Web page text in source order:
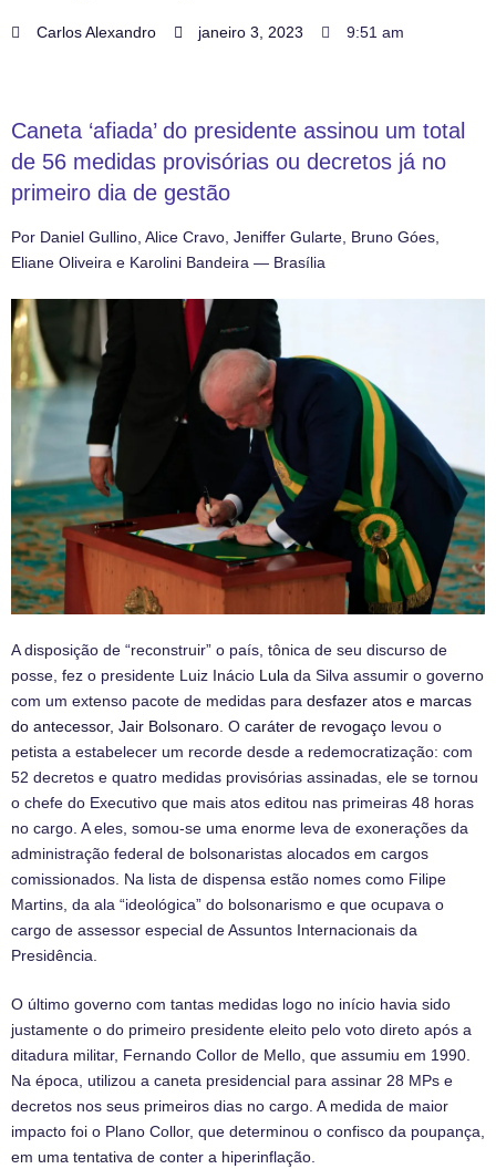
Carlos Alexandro janeiro 3, 2023 9:51 am
Caneta ‘afiada’ do presidente assinou um total
de 56 medidas provisórias ou decretos já no
primeiro dia de gestão
Por Daniel Gullino, Alice Cravo, Jeniffer Gularte, Bruno Góes,
Eliane Oliveira e Karolini Bandeira — Brasília
A disposição de “reconstruir” o país, tônica de seu discurso de
posse, fez o presidente Luiz Inácio Lula da Silva assumir o governo
com um extenso pacote de medidas para desfazer atos e marcas
do antecessor, Jair Bolsonaro. O caráter de revogaço levou o
petista a estabelecer um recorde desde a redemocratização: com
52 decretos e quatro medidas provisórias assinadas, ele se tornou
o chefe do Executivo que mais atos editou nas primeiras 48 horas
no cargo. A eles, somou-se uma enorme leva de exonerações da
administração federal de bolsonaristas alocados em cargos
comissionados. Na lista de dispensa estão nomes como Filipe
Martins, da ala “ideológica” do bolsonarismo e que ocupava o
cargo de assessor especial de Assuntos Internacionais da
Presidência.
O último governo com tantas medidas logo no início havia sido
justamente o do primeiro presidente eleito pelo voto direto após a
ditadura militar, Fernando Collor de Mello, que assumiu em 1990.
Na época, utilizou a caneta presidencial para assinar 28 MPs e
decretos nos seus primeiros dias no cargo. A medida de maior
impacto foi o Plano Collor, que determinou o confisco da poupança,
em uma tentativa de conter a hiperinflação.